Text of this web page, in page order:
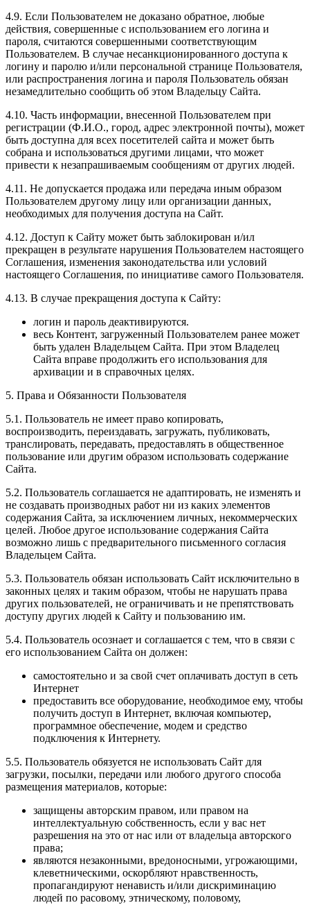
4.9. Если Пользователем не доказано обратное, любые
действия, совершенные с использованием его логина и
пароля, считаются совершенными соответствующим
Пользователем. В случае несанкционированного доступа к
логину и паролю и/или персональной странице Пользователя,
или распространения логина и пароля Пользователь обязан
незамедлительно сообщить об этом Владельцу Сайта.
4.10. Часть информации, внесенной Пользователем при
регистрации (Ф.И.О., город, адрес электронной почты), может
быть доступна для всех посетителей сайта и может быть
собрана и использоваться другими лицами, что может
привести к незапрашиваемым сообщениям от других людей.
4.11. Не допускается продажа или передача иным образом
Пользователем другому лицу или организации данных,
необходимых для получения доступа на Сайт.
4.12. Доступ к Сайту может быть заблокирован и/ил
прекращен в результате нарушения Пользователем настоящего
Соглашения, изменения законодательства или условий
настоящего Соглашения, по инициативе самого Пользователя.
4.13. В случае прекращения доступа к Сайту:
логин и пароль деактивируются.
весь Контент, загруженный Пользователем ранее может
быть удален Владельцем Сайта. При этом Владелец
Сайта вправе продолжить его использования для
архивации и в справочных целях.
5. Права и Обязанности Пользователя
5.1. Пользователь не имеет право копировать,
воспроизводить, переиздавать, загружать, публиковать,
транслировать, передавать, предоставлять в общественное
пользование или другим образом использовать содержание
Сайта.
5.2. Пользователь соглашается не адаптировать, не изменять и
не создавать производных работ ни из каких элементов
содержания Сайта, за исключением личных, некоммерческих
целей. Любое другое использование содержания Сайта
возможно лишь с предварительного письменного согласия
Владельцем Сайта.
5.3. Пользователь обязан использовать Сайт исключительно в
законных целях и таким образом, чтобы не нарушать права
других пользователей, не ограничивать и не препятствовать
доступу других людей к Сайту и пользованию им.
5.4. Пользователь осознает и соглашается с тем, что в связи с
его использованием Сайта он должен:
самостоятельно и за свой счет оплачивать доступ в сеть
Интернет
предоставить все оборудование, необходимое ему, чтобы
получить доступ в Интернет, включая компьютер,
программное обеспечение, модем и средство
подключения к Интернету.
5.5. Пользователь обязуется не использовать Сайт для
загрузки, посылки, передачи или любого другого способа
размещения материалов, которые:
защищены авторским правом, или правом на
интеллектуальную собственность, если у вас нет
разрешения на это от нас или от владельца авторского
права;
являются незаконными, вредоносными, угрожающими,
клеветническими, оскорбляют нравственность,
пропагандируют ненависть и/или дискриминацию
людей по расовому, этническому, половому,